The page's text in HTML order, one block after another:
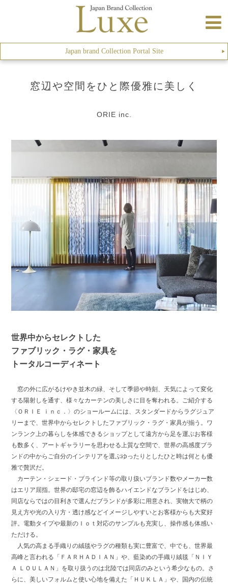
Japan brand Collection Portal Site ▶︎
窓辺や空間をひと際優雅に美しく
ORIE inc.
世界中からセレクトした
ファブリック・ラグ・家具を
トータルコーディネート
窓の外に広がるけやき並木の緑、そして季節や時刻、天気によって変化
する陽射しを通す、様々なカーテンの美しさに目を奪われる。ご紹介する
〈ＯＲＩＥ ｉｎｃ．〉のショールームには、スタンダードからラグジュア
リーまで、世界中からセレクトしたファブリック・ラグ・家具が揃う。ワ
ンランク上の暮らしを体感できるショップとして遠方から足を運ぶお客様
も数多く、アートギャラリーを思わせる上質な空間で、世界の高感度ブラ
ンドの中からご自分のインテリアを選ぶゆったりとしたひと時は何とも優
雅で贅沢だ。
カーテン・シェード・ブラインド等の取り扱いブランド数やメーカー数
はエリア屈指。世界の邸宅の窓辺を飾るハイエンドなブランドをはじめ、
同店ならではの目利きで選んだブランドが多彩に用意され、実物大で柄の
見え方や光の入り方・透け感などイメージしやすいとお客様からも大変好
評。電動タイプや最新のＩｏｔ対応のサンプルも充実し、操作感も体感い
ただける。
人気の高まる手織りの絨毯やラグの種類も実に豊富で、中でも、世界最
高峰と言われる「ＦＡＲＨＡＤＩＡＮ」や、藍染めの手織り絨毯「ＮＩＹ
Ａ ＬＯＵＬＡＮ」を取り扱うのは北陸では同店のみという希少なもの。さ
らに、美しいフォルムと使い心地を備えた「ＨＵＫＬＡ」や、国内の伝統